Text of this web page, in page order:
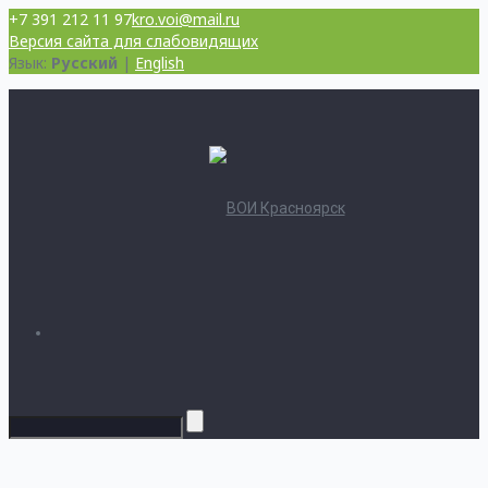
+7 391 212 11 97kro.voi@mail.ru
Версия сайта для слабовидящих
Язык: Русский | English